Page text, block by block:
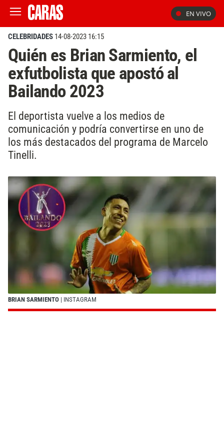
EN VIVO
CELEBRIDADES 14-08-2023 16:15
Quién es Brian Sarmiento, el
exfutbolista que apostó al
Bailando 2023
El deportista vuelve a los medios de
comunicación y podría convertirse en uno de
los más destacados del programa de Marcelo
Tinelli.
BRIAN SARMIENTO | INSTAGRAM